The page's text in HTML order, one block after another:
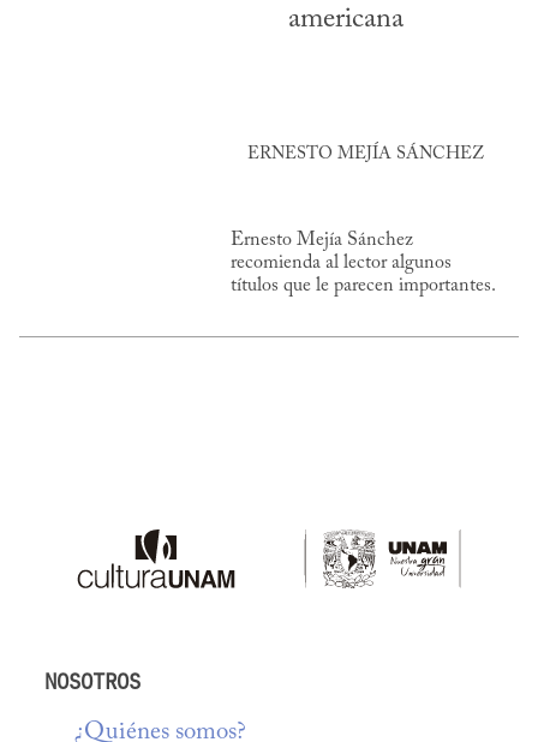
americana
ERNESTO MEJÍA SÁNCHEZ
Ernesto Mejía Sánchez
recomienda al lector algunos
títulos que le parecen importantes.
NOSOTROS
¿Quiénes somos?